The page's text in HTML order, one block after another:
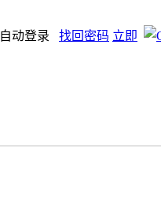
自动登录 找回密码 立即